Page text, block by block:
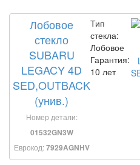
Лобовое
стекло
SUBARU
LEGACY 4D
SED,OUTBACK
(унив.)
Номер детали:
01532GN3W
Еврокод:7929AGNHV
Тип
стекла:
Лобовое
Гарантия:
10 лет